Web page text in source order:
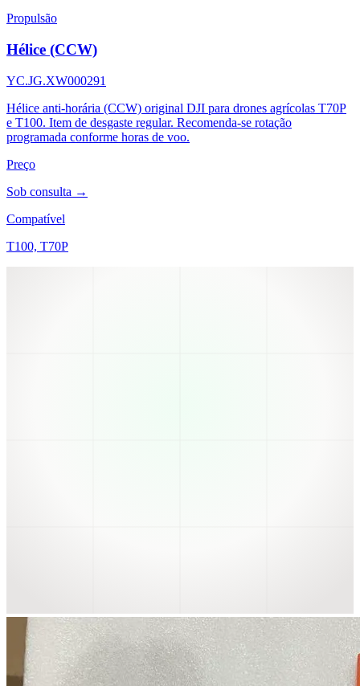
Propulsão
Hélice (CCW)
YC.JG.XW000291
Hélice anti-horária (CCW) original DJI para drones agrícolas T70P
e T100. Item de desgaste regular. Recomenda-se rotação
programada conforme horas de voo.
Preço
Sob consulta →
Compatível
T100, T70P